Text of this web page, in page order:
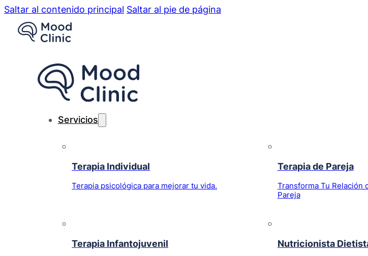
Saltar al contenido principal Saltar al pie de página
Servicios
Terapia Individual
Terapia psicológica para mejorar tu vida.
Terapia de Pareja
Transforma Tu Relación
Pareja
Terapia Infantojuvenil Nutricionista